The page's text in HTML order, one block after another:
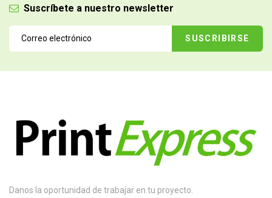
Suscríbete a nuestro newsletter
Danos la oportunidad de trabajar en tu proyecto.